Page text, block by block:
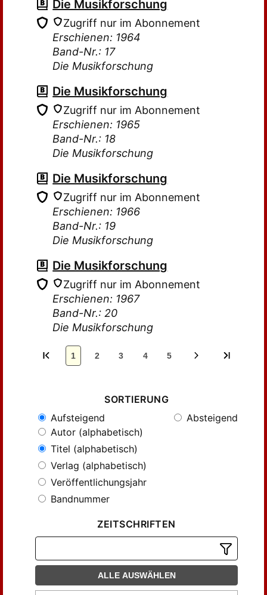
Die Musikforschung
Zugriff nur im Abonnement
Erschienen: 1964
Band-Nr.: 17
Die Musikforschung
Die Musikforschung
Zugriff nur im Abonnement
Erschienen: 1965
Band-Nr.: 18
Die Musikforschung
Die Musikforschung
Zugriff nur im Abonnement
Erschienen: 1966
Band-Nr.: 19
Die Musikforschung
Die Musikforschung
Zugriff nur im Abonnement
Erschienen: 1967
Band-Nr.: 20
Die Musikforschung
1 2 3 4 5
SORTIERUNG
Aufsteigend
Absteigend
Autor (alphabetisch)
Titel (alphabetisch)
Verlag (alphabetisch)
Veröffentlichungsjahr
Bandnummer
ZEITSCHRIFTEN
ALLE AUSWÄHLEN